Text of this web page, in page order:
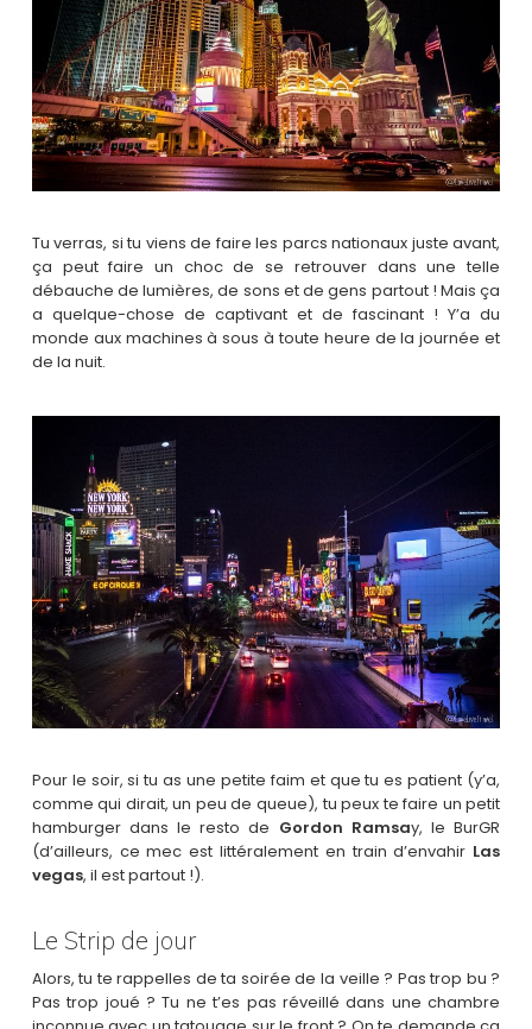
Tu verras, si tu viens de faire les parcs nationaux juste avant,
ça peut faire un choc de se retrouver dans une telle
débauche de lumières, de sons et de gens partout ! Mais ça
a quelque-chose de captivant et de fascinant ! Y’a du
monde aux machines à sous à toute heure de la journée et
de la nuit.
Pour le soir, si tu as une petite faim et que tu es patient (y’a,
comme qui dirait, un peu de queue), tu peux te faire un petit
hamburger dans le resto de Gordon Ramsay, le BurGR
(d’ailleurs, ce mec est littéralement en train d’envahir Las
vegas, il est partout !).
Le Strip de jour
Alors, tu te rappelles de ta soirée de la veille ? Pas trop bu ?
Pas trop joué ? Tu ne t’es pas réveillé dans une chambre